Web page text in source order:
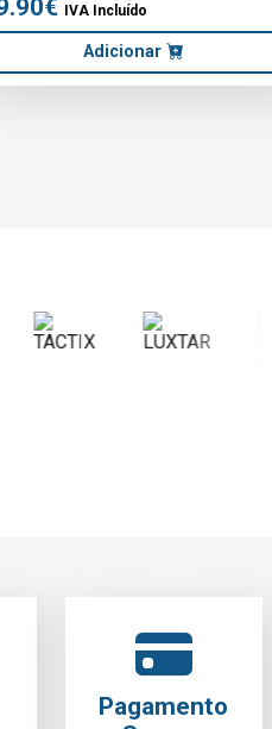
28.50€
19.90€ IVA Incluído
Adicionar